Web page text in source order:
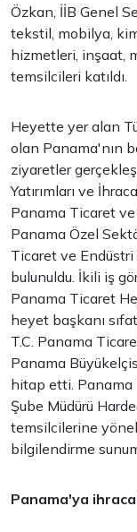
Özkan, İİB Genel
tekstil, mobilya,
hizmetleri, inşaat,
temsilcileri katıldı.
Heyette yer alan
olan Panama'nın
ziyaretler
Yatırımları ve
Panama Ticaret
Panama Özel
Ticaret ve Endüstri
bulunuldu. İkili iş
Panama Ticaret
heyet başkanı
T.C. Panama
Panama
hitap etti. Panama
Şube Müdürü
temsilcilerine
bilgilendirme
Panama'ya